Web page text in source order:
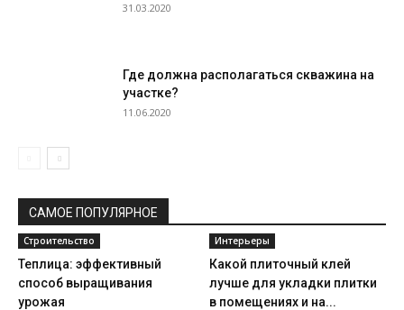
31.03.2020
Где должна располагаться скважина на
участке?
11.06.2020
САМОЕ ПОПУЛЯРНОЕ
Строительство
Теплица: эффективный
способ выращивания
урожая
Интерьеры
Какой плиточный клей
лучше для укладки плитки
в помещениях и на...